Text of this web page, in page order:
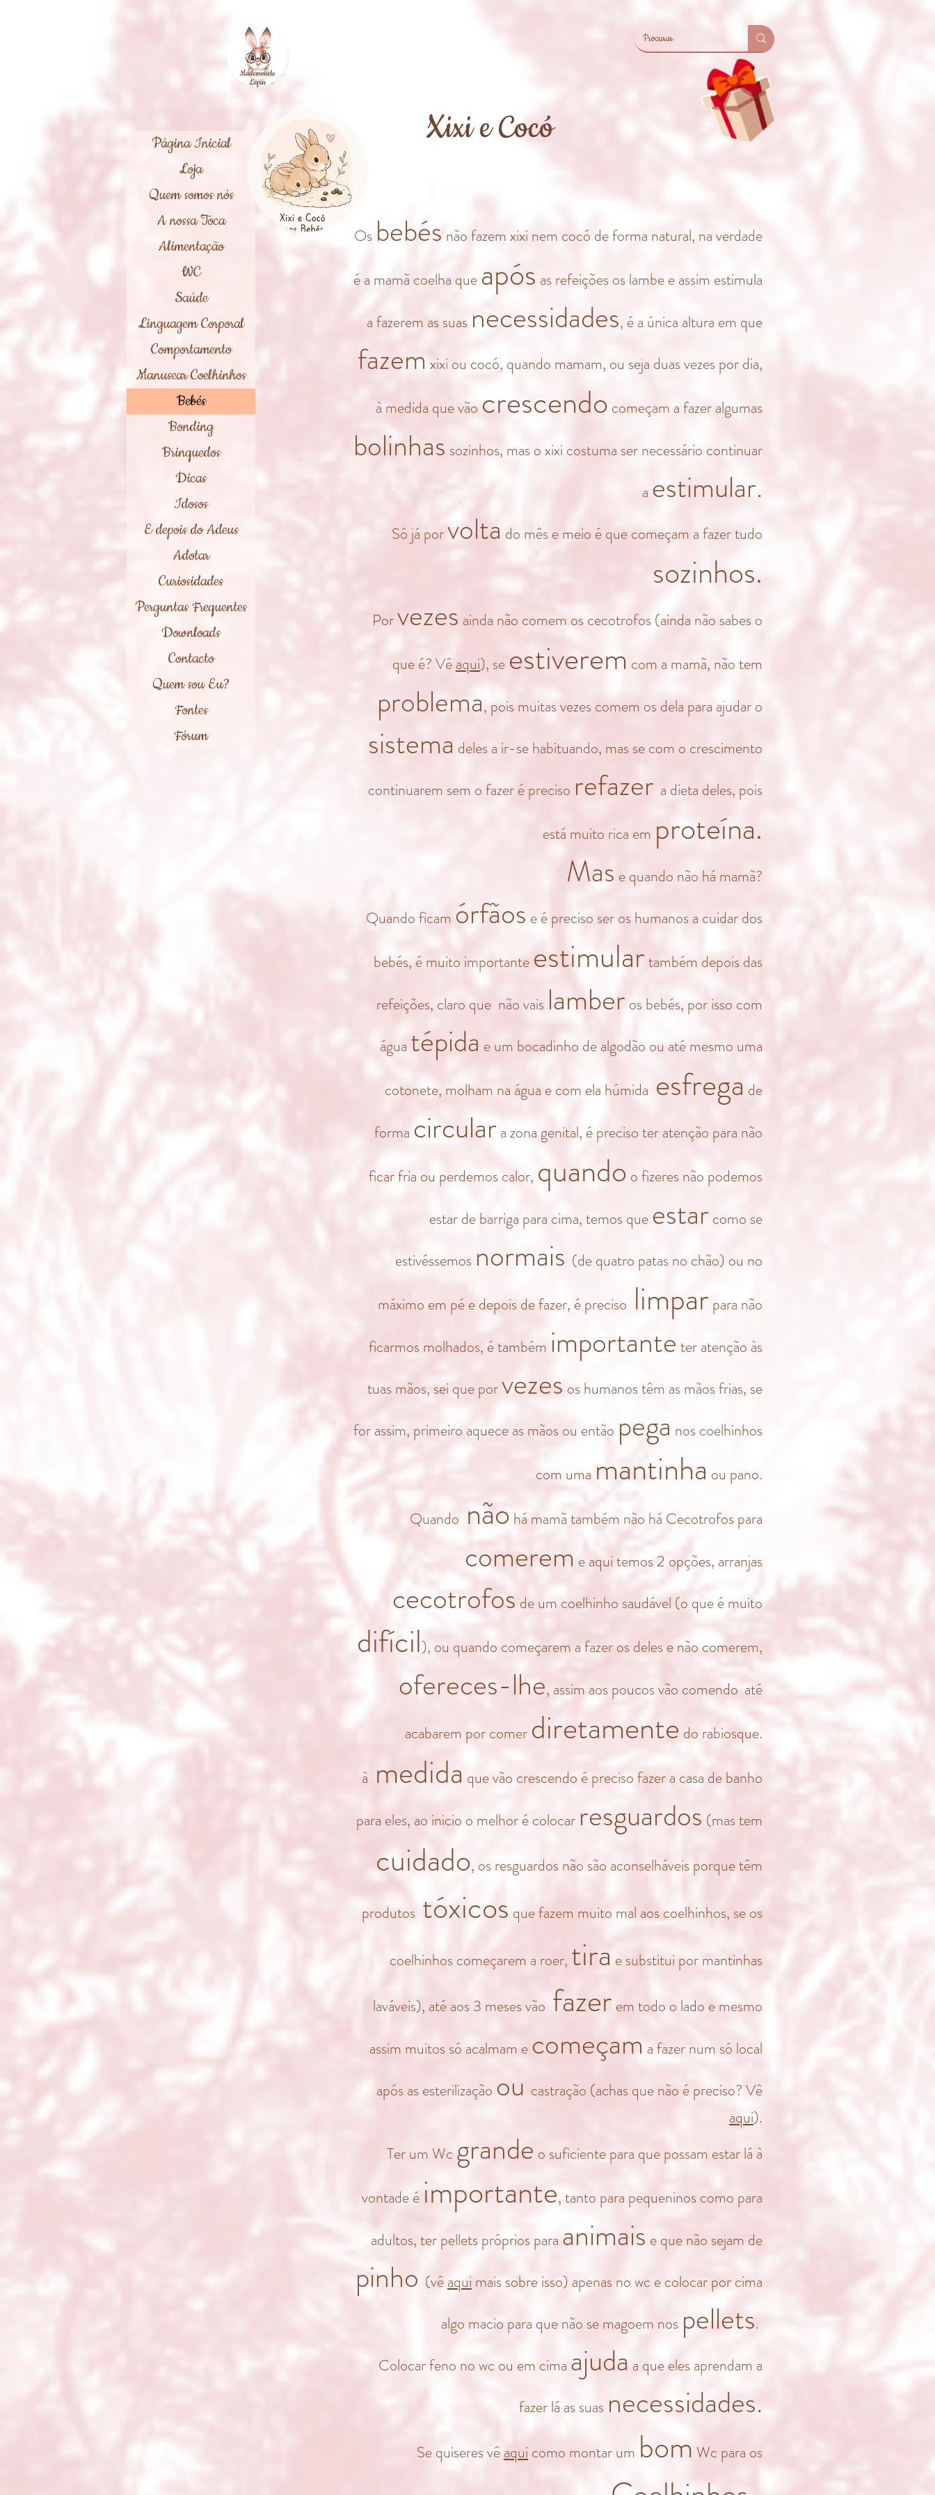
Xixi e Cocó
Os bebés não fazem xixi nem cocó de forma natural, na verdade
é a mamã coelha que após as refeições os lambe e assim estimula
a fazerem as suas necessidades, é a única altura em que
fazemxixi ou cocó, quando mamam, ou seja duas vezes por dia,
à medida que vãocrescendo começam a fazer algumas
bolinhas sozinhos, mas o xixi costuma ser necessário continuar
a estimular.
Só já porvolta do mês e meio é que começam a fazer tudo
sozinhos.
Porvezes ainda não comem os cecotrofos (ainda não sabes o
que é? Vêaqui), se estiverem com a mamã, não tem
problema, pois muitas vezes comem os dela para ajudar o
sistema deles a ir-se habituando, mas se com o crescimento
continuarem sem o fazer é preciso refazer a dieta deles, pois
está muito rica em proteína.
Mas e quando não há mamã?
Quando ficam órfãos e é preciso ser os humanos a cuidar dos
bebés, é muito importante estimulartambém depois das
refeições, claro que não vais lamberos bebés, por isso com
água tépida e um bocadinho de algodão ou até mesmo uma
cotonete, molham na água e com ela húmida esfrega de
formacirculara zona genital, é preciso ter atenção para não
ficar fria ou perdemos calor, quando o fizeres não podemos
estar de barriga para cima, temos que estarcomo se
estivéssemos normais (de quatro patas no chão) ou no
máximo em pé e depois de fazer, é preciso limparpara não
ficarmos molhados, é também importante ter atenção às
tuas mãos, sei que porvezes os humanos têm as mãos frias, se
for assim, primeiro aquece as mãos ou então pega nos coelhinhos
com uma mantinha ou pano.
Quando não há mamã também não há Cecotrofos para
comerem e aqui temos 2 opções, arranjas
cecotrofos de um coelhinho saudável (o que é muito
difícil), ou quando começarem a fazer os deles e não comerem,
ofereces-lhe, assim aos poucos vão comendo até
acabarem por comer diretamente do rabiosque.
à medida que vão crescendo é preciso fazer a casa de banho
para eles, ao inicio o melhor é colocar resguardos (mas tem
cuidado, os resguardos não são aconselháveis porque têm
produtos tóxicos que fazem muito mal aos coelhinhos, se os
coelhinhos começarem a roer, tira e substitui por mantinhas
laváveis), até aos 3 meses vão fazer em todo o lado e mesmo
assim muitos só acalmam e começam a fazer num só local
após as esterilização ou castração (achas que não é preciso? Vê
aqui).
Ter um Wc grande o suficiente para que possam estar lá à
vontade é importante, tanto para pequeninos como para
adultos, ter pellets próprios paraanimais e que não sejam de
pinho (vêaqui mais sobre isso) apenas no wc e colocar por cima
algo macio para que não se magoem nos pellets.
Colocar feno no wc ou em cima ajuda a que eles aprendam a
fazer lá as suas necessidades.
Se quiseres vêaqui como montar um bom Wc para os
Página Inicial
Loja
Quem somos nós
A nossa Toca
Alimentação
WC
Saúde
Linguagem Corporal
Comportamento
Manusear Coelhinhos
Bebés
Bonding
Brinquedos
Dicas
Idosos
E depois do Adeus
Adotar
Curiosidades
Perguntas Frequentes
Downloads
Contacto
Quem sou Eu?
Fontes
Fórum